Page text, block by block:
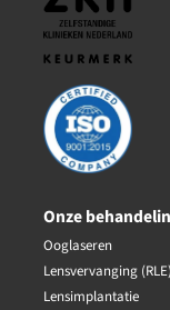
Onze
Ooglaseren
Lensvervanging (RLE)
Lensimplantatie